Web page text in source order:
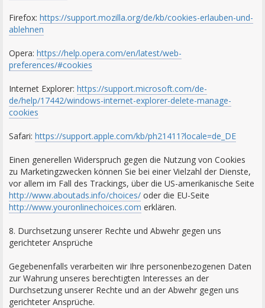
Firefox: https://support.mozilla.org/de/kb/cookies-erlauben-und-
ablehnen
Opera: https://help.opera.com/en/latest/web-
preferences/#cookies
Internet Explorer: https://support.microsoft.com/de-
de/help/17442/windows-internet-explorer-delete-manage-
cookies
Safari: https://support.apple.com/kb/ph21411?locale=de_DE
Einen generellen Widerspruch gegen die Nutzung von Cookies
zu Marketingzwecken können Sie bei einer Vielzahl der Dienste,
vor allem im Fall des Trackings, über die US-amerikanische Seite
http://www.aboutads.info/choices/ oder die EU-Seite
http://www.youronlinechoices.com erklären.
8. Durchsetzung unserer Rechte und Abwehr gegen uns
gerichteter Ansprüche
Gegebenenfalls verarbeiten wir Ihre personenbezogenen Daten
zur Wahrung unseres berechtigten Interesses an der
Durchsetzung unserer Rechte und an der Abwehr gegen uns
gerichteter Ansprüche.